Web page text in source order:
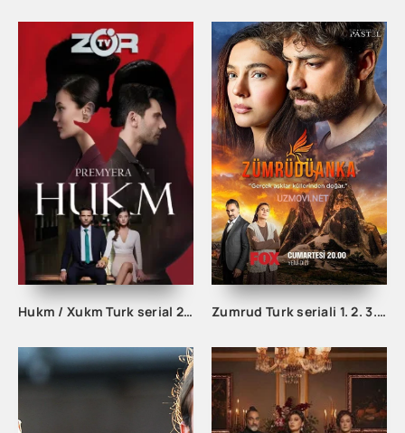
Hukm / Xukm Turk serial 203. 204. 205. 206. 207. 208. 209. 210. 211. 212. 213. 214. 215 Qism Uzbek tilida Hukim Xukim Barcha qismlari Zumrud Turk seriali 1. 2. 3. 80. 81. 82. 83. 84. 85. 86. 87. 88. 89. 90 Qism Uzbek tilida Barcha qismlar